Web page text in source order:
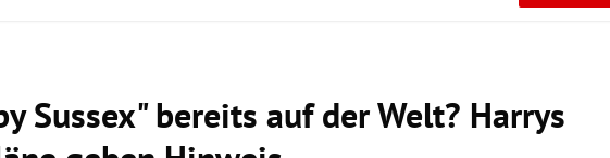
Sussex" bereits auf der Welt? Harrys